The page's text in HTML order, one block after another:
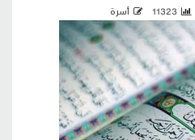
11323 أسرة